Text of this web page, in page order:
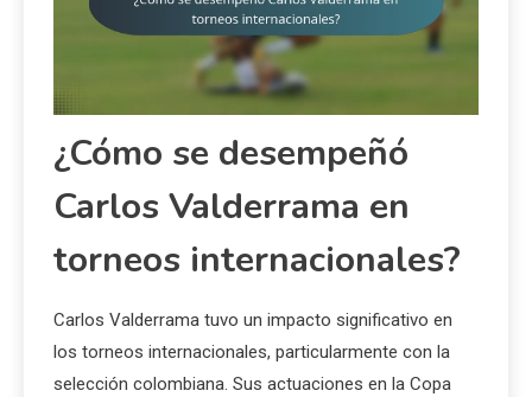
¿Cómo se desempeñó
Carlos Valderrama en
torneos internacionales?
Carlos Valderrama tuvo un impacto significativo en
los torneos internacionales, particularmente con la
selección colombiana. Sus actuaciones en la Copa